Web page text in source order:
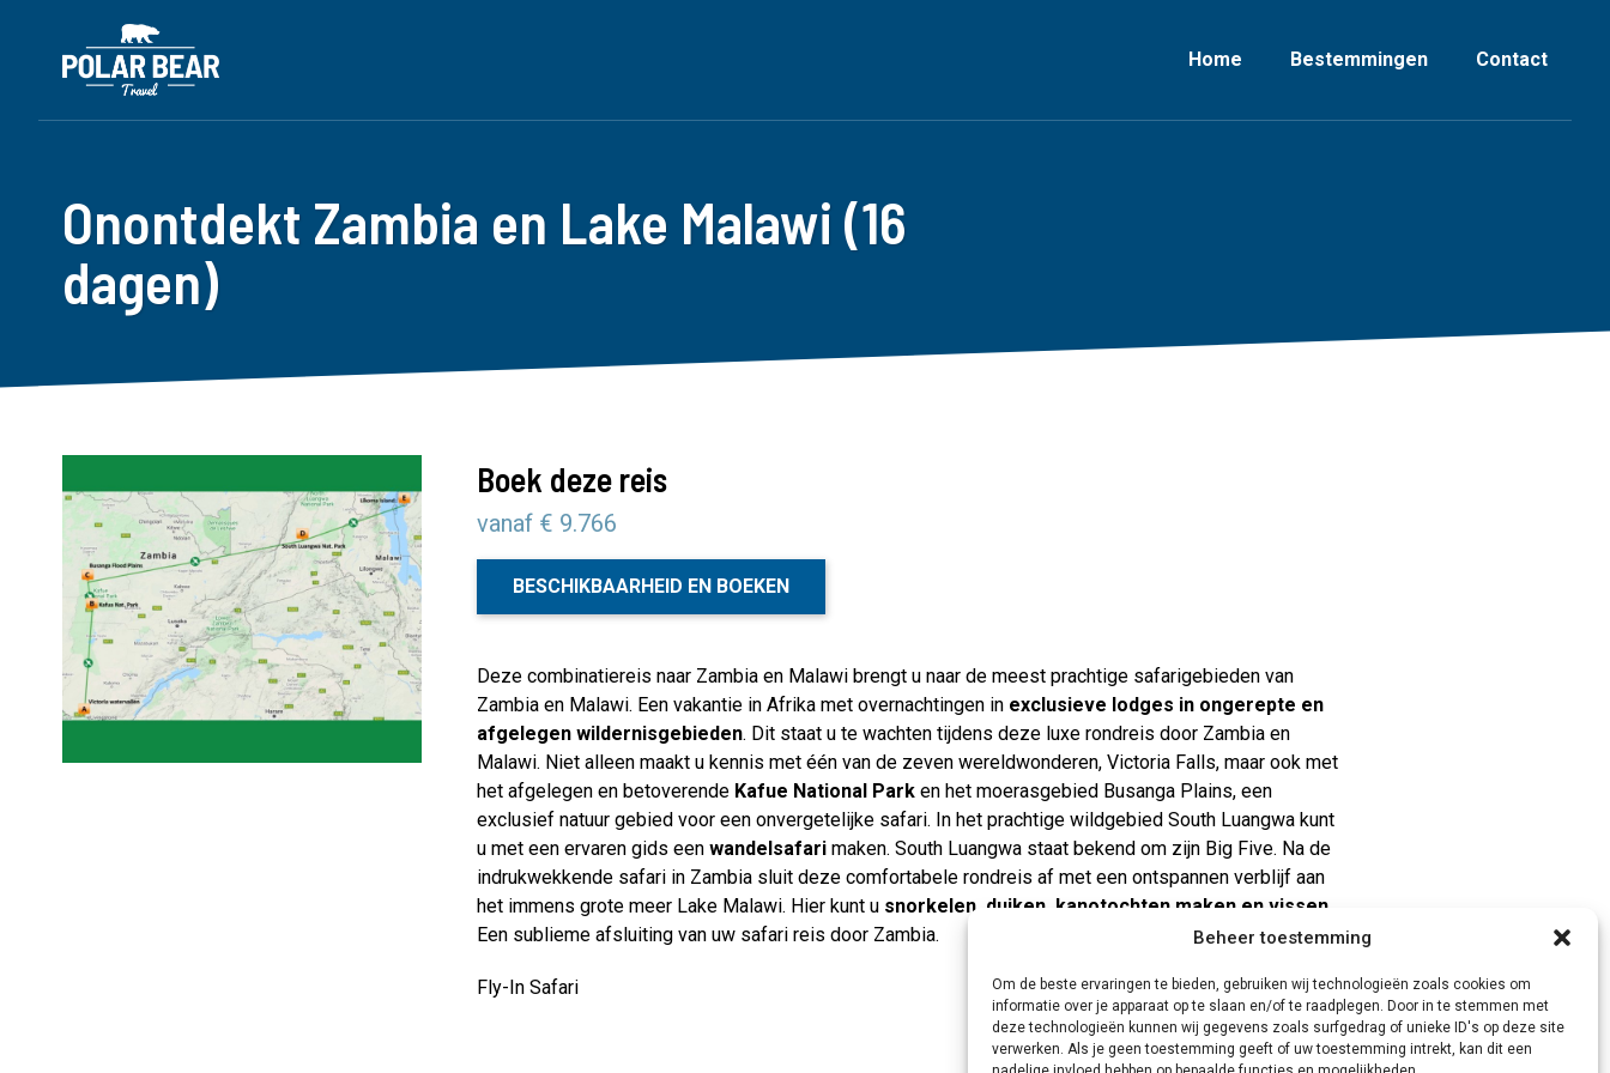
Beheer toestemming
Om de beste ervaringen te bieden, gebruiken wij technologieën zoals cookies om
informatie over je apparaat op te slaan en/of te raadplegen. Door in te stemmen met
deze technologieën kunnen wij gegevens zoals surfgedrag of unieke ID's op deze site
verwerken. Als je geen toestemming geeft of uw toestemming intrekt, kan dit een
Home Bestemmingen Contact
Onontdekt Zambia en Lake Malawi (16
dagen)
Boek deze reis
vanaf € 9.766
BESCHIKBAARHEID EN BOEKEN
Deze combinatiereis naar Zambia en Malawi brengt u naar de meest prachtige safarigebieden van
Zambia en Malawi. Een vakantie in Afrika met overnachtingen in exclusieve lodges in ongerepte en
afgelegen wildernisgebieden. Dit staat u te wachten tijdens deze luxe rondreis door Zambia en
Malawi. Niet alleen maakt u kennis met één van de zeven wereldwonderen, Victoria Falls, maar ook met
het afgelegen en betoverende Kafue National Parken het moerasgebied Busanga Plains, een
exclusief natuur gebied voor een onvergetelijke safari. In het prachtige wildgebied South Luangwa kunt
u met een ervaren gids een wandelsafarimaken. South Luangwa staat bekend om zijn Big Five. Na de
indrukwekkende safari in Zambia sluit deze comfortabele rondreis af met een ontspannen verblijf aan
het immens grote meer Lake Malawi. Hier kunt u snorkelen, duiken, kanotochten maken en vissen.
Een sublieme afsluiting van uw safari reis door Zambia.
Fly-In Safari